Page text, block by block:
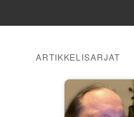
ARTIKKELISARJAT